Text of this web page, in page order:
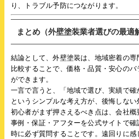
り、トラブル予防につながります。
まとめ（外壁塗装業者選びの最適
結論として、外壁塗装は、地域密着の
比較することで、価格・品質・安心の
ができます。
一言で言うと、「地域で選び、実績で確
というシンプルな考え方が、後悔しない
初心者がまず押さえるべき点は、会社
事例・保証・アフターを公式サイトで確
時に必ず質問することです。遠回りに感